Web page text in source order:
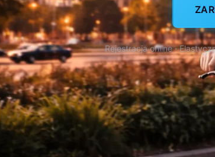
Rejestracja online ·